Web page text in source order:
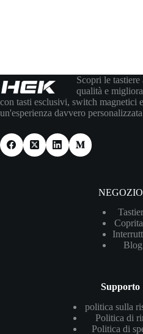
Scopri le
qualità e
con tasti esclusivi, switch magnetici
un'esperienza davvero
NEGOZIO
Blog
Supporto
politica sulla
Politica di
Politica di